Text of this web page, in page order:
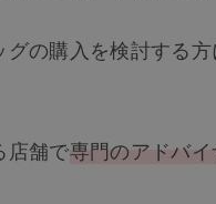
グの購入を検討する
店舗で専門のアドバ